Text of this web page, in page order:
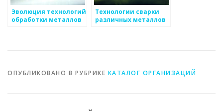
Эволюция технологий
обработки металлов
Технологии сварки
различных металлов
ОПУБЛИКОВАНО В РУБРИКЕ КАТАЛОГ ОРГАНИЗАЦИЙ